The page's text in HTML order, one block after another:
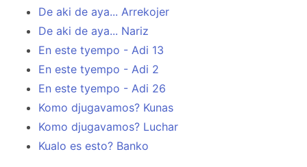
De aki de aya... Arrekojer
De aki de aya... Nariz
En este tyempo - Adi 13
En este tyempo - Adi 2
En este tyempo - Adi 26
Komo djugavamos? Kunas
Komo djugavamos? Luchar
Kualo es esto? Banko